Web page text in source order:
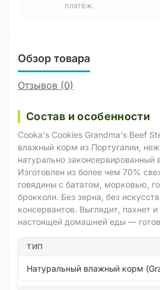
платёж.
Обзор товара
Отзывов (0)
Состав и особенности
Cooka's Cookies Grandma's Beef
влажный корм из Португалии,
натурально законсервированный
Изготовлен из более чем 70%
говядины с бататом, морковью,
брокколи. Без зерна, без
консервантов. Выглядит, пахнет
настоящей домашней еды —
ТИП
Натуральный влажный корм